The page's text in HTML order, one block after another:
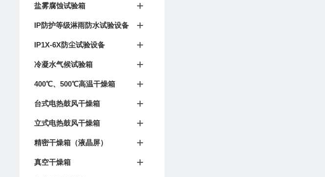
盐雾腐蚀试验箱
IP防护等级淋雨防水试验设备
IP1X-6X防尘试验设备
冷凝水气候试验箱
400℃、500℃高温干燥箱
台式电热鼓风干燥箱
立式电热鼓风干燥箱
精密干燥箱（液晶屏）
真空干燥箱